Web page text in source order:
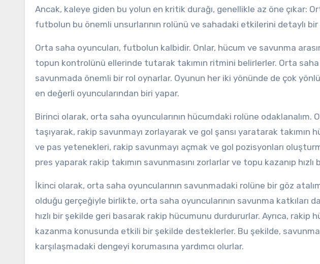
Ancak, kaleye giden bu yolun en kritik durağı, genellikle az öne çıkar:
futbolun bu önemli unsurlarının rolünü ve sahadaki etkilerini detaylı
Orta saha oyuncuları, futbolun kalbidir. Onlar, hücum ve savunma
topun kontrolünü ellerinde tutarak takımın ritmini belirlerler. Orta saha
savunmada önemli bir rol oynarlar. Oyunun her iki yönünde de çok
en değerli oyuncularından biri yapar.
Birinci olarak, orta saha oyuncularının hücumdaki rolüne odaklanalım.
taşıyarak, rakip savunmayı zorlayarak ve gol şansı yaratarak takımın
ve pas yetenekleri, rakip savunmayı açmak ve gol pozisyonları
pres yaparak rakip takımın savunmasını zorlarlar ve topu kazanıp
İkinci olarak, orta saha oyuncularının savunmadaki rolüne bir göz
olduğu gerçeğiyle birlikte, orta saha oyuncularının savunma katkıları
hızlı bir şekilde geri basarak rakip hücumunu durdururlar. Ayrıca, rakip
kazanma konusunda etkili bir şekilde desteklerler. Bu şekilde,
karşılaşmadaki dengeyi korumasına yardımcı olurlar.